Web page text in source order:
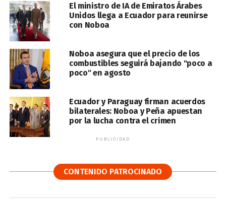
El ministro de IA de Emiratos Árabes
Unidos llega a Ecuador para reunirse
con Noboa
Noboa asegura que el precio de los
combustibles seguirá bajando "poco a
poco" en agosto
Ecuador y Paraguay firman acuerdos
bilaterales: Noboa y Peña apuestan
por la lucha contra el crimen
PUBLICIDAD
CONTENIDO PATROCINADO